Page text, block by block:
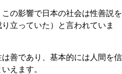
の影響で日本の社会は性善説を
立っていた）と言われていま
善であり、基本的には人間を信
えます。